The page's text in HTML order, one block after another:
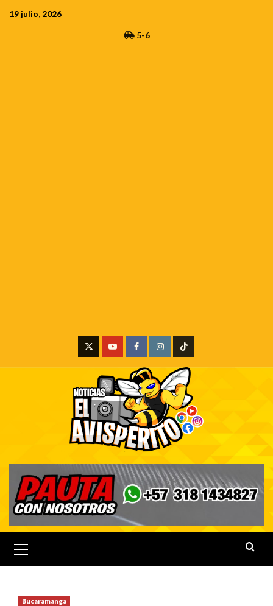
19 julio, 2026
5-6
X YoutubeFacebookInstagram
Tiktok
principal
Bucaramanga